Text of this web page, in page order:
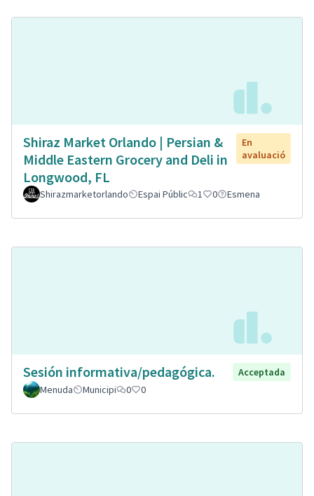
Shiraz Market Orlando | Persian &
Middle Eastern Grocery and Deli in
Longwood, FL
En
avaluació
Shirazmarketorlando Espai Públic 1 0 Esmena
Sesión informativa/pedagógica.
Acceptada
Menuda
Municipi 0 0